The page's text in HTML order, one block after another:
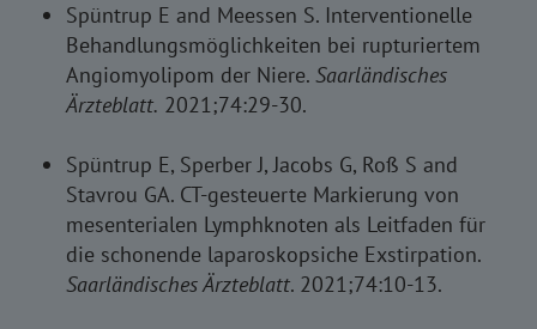
Spüntrup E and Meessen S. Interventionelle
Behandlungsmöglichkeiten bei rupturiertem
Angiomyolipom der Niere. Saarländisches
Ärzteblatt. 2021;74:29-30.
Spüntrup E, Sperber J, Jacobs G, Roß S and
Stavrou GA. CT-gesteuerte Markierung von
mesenterialen Lymphknoten als Leitfaden für
die schonende laparoskopsiche Exstirpation.
Saarländisches Ärzteblatt. 2021;74:10-13.